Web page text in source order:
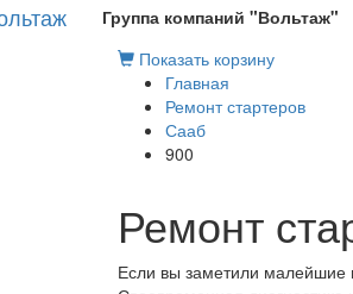
Группа компаний "Вольтаж"
Показать корзину
Главная
Ремонт стартеров
Сааб
900
Ремонт
Если вы заметили малейшие